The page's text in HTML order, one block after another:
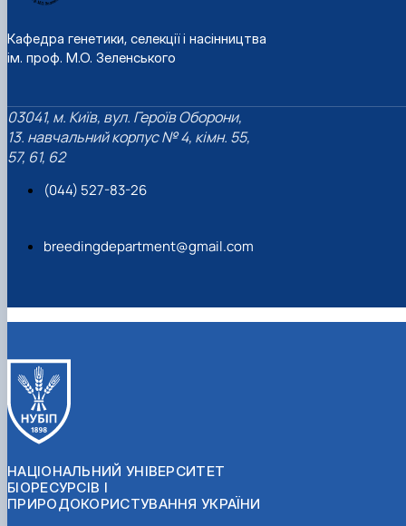
Кафедра генетики, селекції і насінництва
ім. проф. М.О. Зеленського
03041, м. Київ, вул. Героїв Оборони,
13. навчальний корпус № 4, кімн. 55,
57, 61, 62
(044) 527-83-26
breedingdepartment@gmail.com
НАЦІОНАЛЬНИЙ УНІВЕРСИТЕТ
БІОРЕСУРСІВ І
ПРИРОДОКОРИСТУВАННЯ УКРАЇНИ